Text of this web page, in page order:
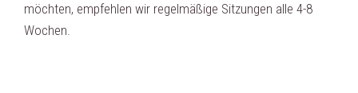
möchten, empfehlen wir regelmäßige Sitzungen alle 4-8
Wochen.